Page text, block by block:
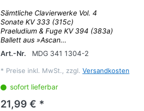
Sämtliche Clavierwerke Vol. 4
Sonate KV 333 (315c)
Praeludium & Fuge KV 394 (383a)
Ballett aus »Ascan...
Art.-Nr.
MDG 341 1304-2
* Preise inkl. MwSt., zzgl. Versandkosten
sofort lieferbar
21,99 € *